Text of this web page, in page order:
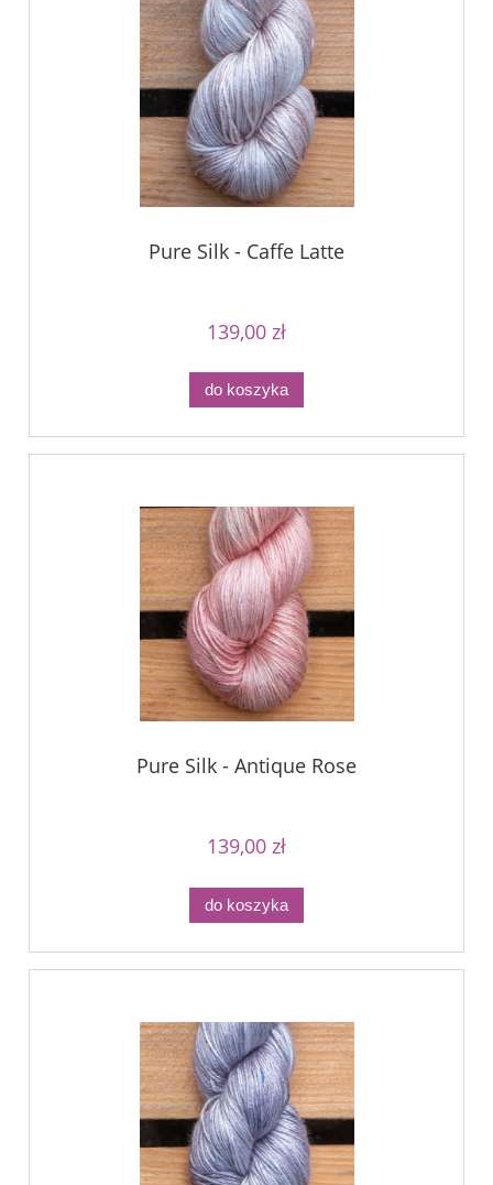
Pure Silk - Caffe Latte
139,00 zł
do koszyka
Pure Silk - Antique Rose
139,00 zł
do koszyka